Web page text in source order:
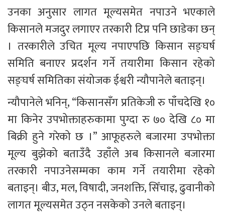
उनका अनुसार लागत मूल्यसमेत नपाउने भएकाले
किसानले मजदुर लगाएर तरकारी टिप्न पनि छाडेका छन्
। तरकारीले उचित मूल्य नपाएपछि किसान सङ्घर्ष
समिति बनाएर प्रदर्शन गर्ने तयारीमा किसान रहेको
सङ्घर्ष समितिका संयोजक ईश्वरी न्यौपानेले बताइन्।
न्यौपानेले भनिन्, “किसानसँग प्रतिकेजी रु पाँचदेखि १०
मा किनेर उपभोक्ताहरुकामा पुग्दा रु ७० देखि ८० मा
बिक्री हुने गरेको छ ।” आफूहरुले बजारमा उपभोक्ता
मूल्य बुझेको बताउँदै उहाँले अब किसानले बजारमा
तरकारी नपाउनेसम्मका काम गर्ने तयारीमा रहेको
बताइन्। बीउ, मल, विषादी, जनशक्ति, सिँचाइ, ढुवानीको
लागत मूल्यसमेत उठ्न नसकेको उनले बताइन्।